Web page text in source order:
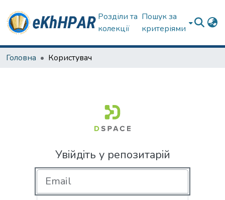
Розділи та
колекції
Пошук за
критеріями
Головна Користувач
Увійдіть у репозитарій